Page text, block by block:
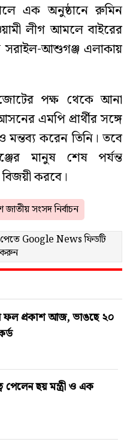
এক অনুষ্ঠানে রুমিন
লীগ আমলে বাইরের
আশুগঞ্জ এলাকায়
পক্ষ থেকে আনা
এমপি প্রার্থীর সঙ্গে
মন্তব্য করেন তিনি। তবে
মানুষ শেষ পর্যন্ত
করবে।
জাতীয় সংসদ নির্বাচন
Google Newsফিডটি
প্রকাশ আজ, ভাঙছে ২০
পেলেন ছয় মন্ত্রী ও এক